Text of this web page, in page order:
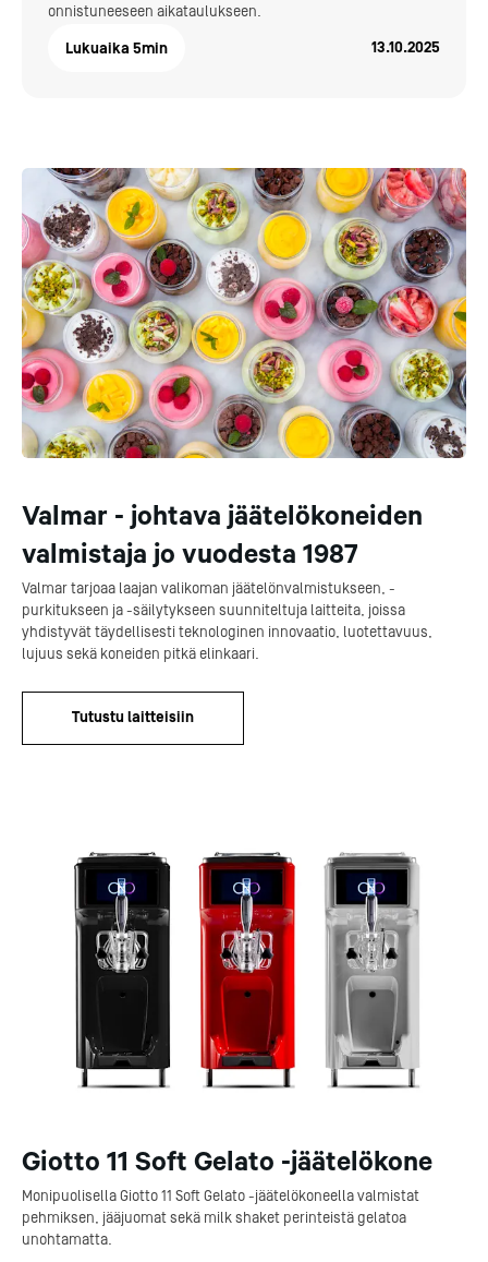
onnistuneeseen aikataulukseen.
Lukuaika 5min 13.10.2025
Valmar - johtava jäätelökoneiden
valmistaja jo vuodesta 1987
Valmar tarjoaa laajan valikoman jäätelönvalmistukseen, -
purkitukseen ja -säilytykseen suunniteltuja laitteita, joissa
yhdistyvät täydellisesti teknologinen innovaatio, luotettavuus,
lujuus sekä koneiden pitkä elinkaari.
Tutustu laitteisiin
Giotto 11 Soft Gelato -jäätelökone
Monipuolisella Giotto 11 Soft Gelato -jäätelökoneella valmistat
pehmiksen, jääjuomat sekä milk shaket perinteistä gelatoa
unohtamatta.